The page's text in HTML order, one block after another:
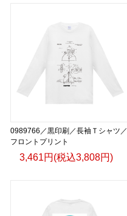
0989766／黒印刷／長袖Ｔシャツ／
フロントプリント
3,461円(税込3,808円)